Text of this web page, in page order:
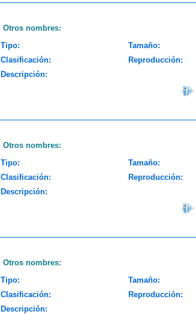
Otros nombres:
Tipo:
Tamaño:
Clasificación:
Reproducción:
Descripción:
Otros nombres:
Tipo:
Tamaño:
Clasificación:
Reproducción:
Descripción:
Otros nombres:
Tipo:
Tamaño:
Clasificación:
Reproducción:
Descripción: